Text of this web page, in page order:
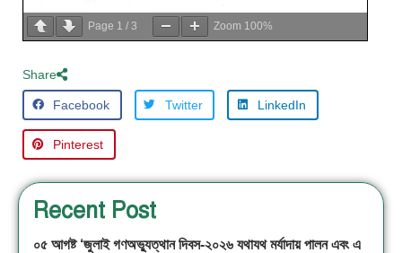
Page 1 / 3 Zoom 100%
Share
Facebook Twitter LinkedIn
Pinterest
Recent Post
০৫ আগষ্ট ‘জুলাই গণঅভ্যুত্থান দিবস-২০২৬ যথাযথ মর্যাদায় পালন এবং এ